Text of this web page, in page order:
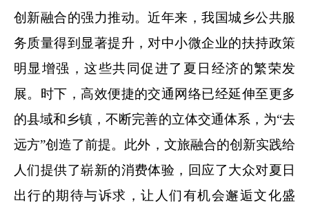
创新融合的强力推动。近年来，我国城乡公共服
务质量得到显著提升，对中小微企业的扶持政策
明显增强，这些共同促进了夏日经济的繁荣发
展。时下，高效便捷的交通网络已经延伸至更多
的县域和乡镇，不断完善的立体交通体系，为“去
远方”创造了前提。此外，文旅融合的创新实践给
人们提供了崭新的消费体验，回应了大众对夏日
出行的期待与诉求，让人们有机会邂逅文化盛